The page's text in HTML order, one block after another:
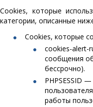
Cookies, которые
категории, описанные
Cookies, которые
cookies-alert-
сообщения
бессрочно).
PHPSESSID
работы